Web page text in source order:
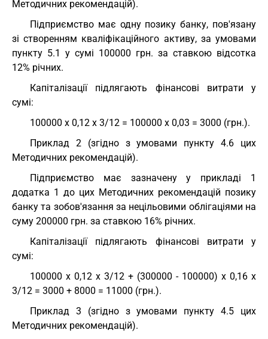
Методичних рекомендацій).
Підприємство має одну позику банку, пов'язану
зі створенням кваліфікаційного активу, за умовами
пункту 5.1 у сумі 100000 грн. за ставкою відсотка
12% річних.
Капіталізації підлягають фінансові витрати у
сумі:
100000 х 0,12 х 3/12 = 100000 х 0,03 = 3000 (грн.).
Приклад 2 (згідно з умовами пункту 4.6 цих
Методичних рекомендацій).
Підприємство має зазначену у прикладі 1
додатка 1 до цих Методичних рекомендацій позику
банку та зобов'язання за нецільовими облігаціями на
суму 200000 грн. за ставкою 16% річних.
Капіталізації підлягають фінансові витрати у
сумі:
100000 х 0,12 х 3/12 + (300000 - 100000) х 0,16 х
3/12 = 3000 + 8000 = 11000 (грн.).
Приклад 3 (згідно з умовами пункту 4.5 цих
Методичних рекомендацій).